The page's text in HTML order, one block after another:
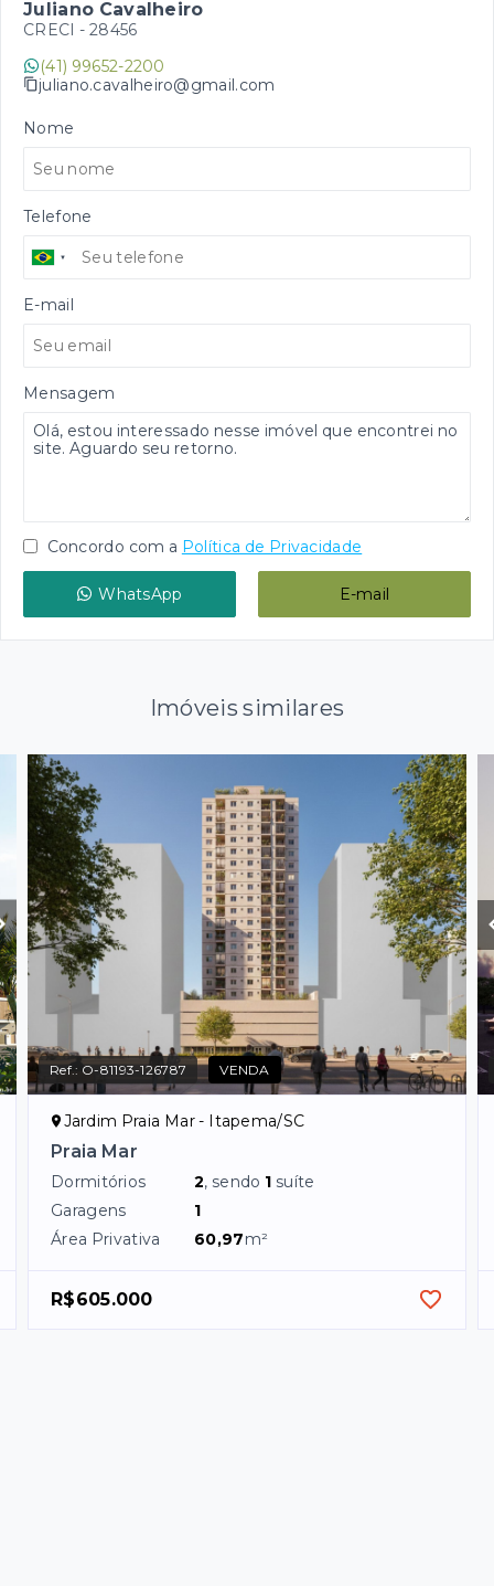
Juliano Cavalheiro
CRECI - 28456
(41) 99652-2200
juliano.cavalheiro@gmail.com
Nome
Telefone
E-mail
Mensagem
Concordo com a Política de Privacidade
WhatsApp E-mail
Imóveis similares
Ref.: O-81193-126787 VENDA
Jardim Praia Mar - Itapema/SC
Praia Mar
Dormitórios 2, sendo 1 suíte
Garagens
1
Área Privativa
60,97m²
R$605.000